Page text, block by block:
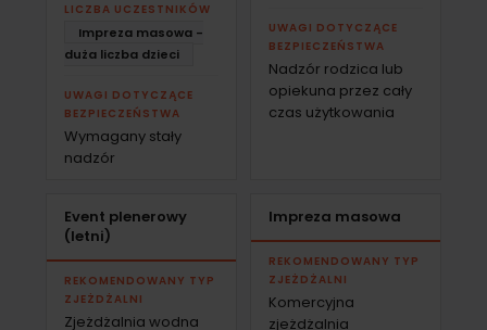
LICZBA UCZESTNIKÓW
Impreza masowa -
duża liczba dzieci
UWAGI DOTYCZĄCE
BEZPIECZEŃSTWA
Wymagany stały
nadzór
UWAGI DOTYCZĄCE
BEZPIECZEŃSTWA
Nadzór rodzica lub
opiekuna przez cały
czas użytkowania
Event plenerowy
(letni)
REKOMENDOWANY TYP
ZJEŻDŻALNI
Zjeżdżalnia wodna
Impreza masowa
REKOMENDOWANY TYP
ZJEŻDŻALNI
Komercyjna
zjeżdżalnia